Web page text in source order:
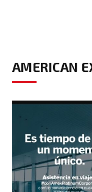
AMERICAN